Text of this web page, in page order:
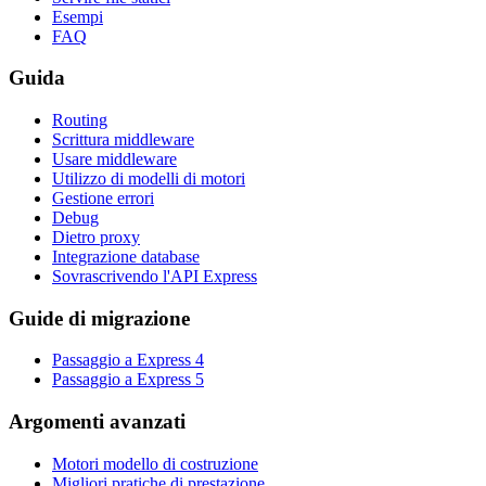
Esempi
FAQ
Guida
Routing
Scrittura middleware
Usare middleware
Utilizzo di modelli di motori
Gestione errori
Debug
Dietro proxy
Integrazione database
Sovrascrivendo l'API Express
Guide di migrazione
Passaggio a Express 4
Passaggio a Express 5
Argomenti avanzati
Motori modello di costruzione